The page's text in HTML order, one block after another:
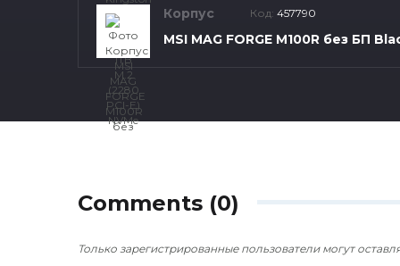
Корпус Код: 457790
MSI MAG FORGE M100R без БП
Comments (0)
Только зарегистрированные пользователи могут